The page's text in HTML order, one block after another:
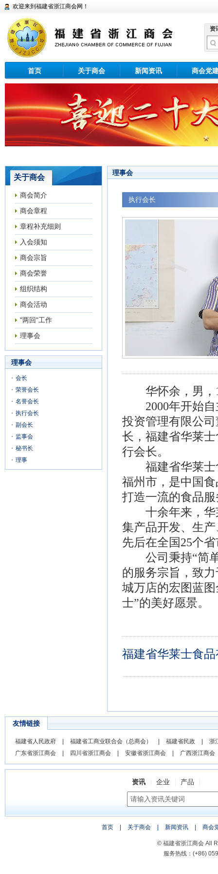
欢迎来到福建省浙江商会网！
资
首页 关于商会 新闻资讯 商会党
关于商会
商会简介
商会章程
章程补充细则
入会须知
商会宗旨
商会荣誉
组织结构
商会活动
"两回"工作
理事会
理事会
会长
荣誉会长
名誉会长
执行会长
副会长
监事会
秘书长
理事
理事会
执行会长
华怀余，男
2000年开始自
投资管理有限公
长，福建省华莱
行会长。
福建省华莱士
福州市，是中国
打造一流的食品
十余年来，华
集产品开发、生
先后在全国25个
公司秉持“简单
的服务宗旨，致
城万店的宏图蓝
士”的美好愿景。
福建省华莱士食
友情链接
福建省人民政府 福建省工商业联合会（总商会） 福建省民政
浙
广东省浙江商会
四川省浙江商会 安徽省浙江商会 广西浙江商会
资讯 企业 产品
首页 关于商会 新闻资讯 商会
© 福建省浙江商会 All
服务热线：(+86)